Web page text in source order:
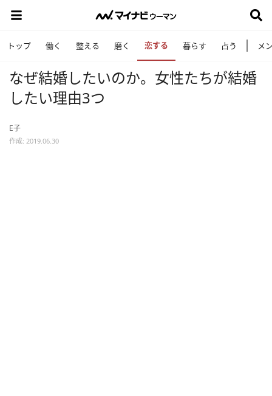
トップ 働く 整える 磨く 恋する 暮らす 占う メ
なぜ結婚したいのか。女性たちが結婚
したい理由3つ
E子
作成: 2019.06.30